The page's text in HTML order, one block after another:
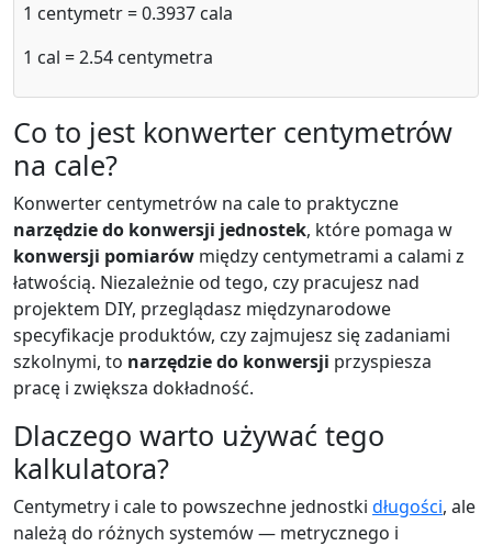
1 centymetr = 0.3937 cala
1 cal = 2.54 centymetra
Co to jest konwerter centymetrów
na cale?
Konwerter centymetrów na cale to praktyczne
narzędzie do konwersji jednostek, które pomaga w
konwersji pomiarów między centymetrami a calami z
łatwością. Niezależnie od tego, czy pracujesz nad
projektem DIY, przeglądasz międzynarodowe
specyfikacje produktów, czy zajmujesz się zadaniami
szkolnymi, to narzędzie do konwersji przyspiesza
pracę i zwiększa dokładność.
Dlaczego warto używać tego
kalkulatora?
Centymetry i cale to powszechne jednostki długości, ale
należą do różnych systemów — metrycznego i